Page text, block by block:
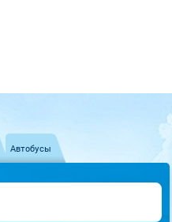
Автобусы